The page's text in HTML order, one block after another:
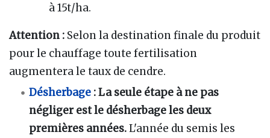
à 15t/ha.
Attention : Selon la destination finale du produit
pour le chauffage toute fertilisation
augmentera le taux de cendre.
Désherbage :La seule étape à ne pas
négliger est le désherbage les deux
premières années.L'année du semis les